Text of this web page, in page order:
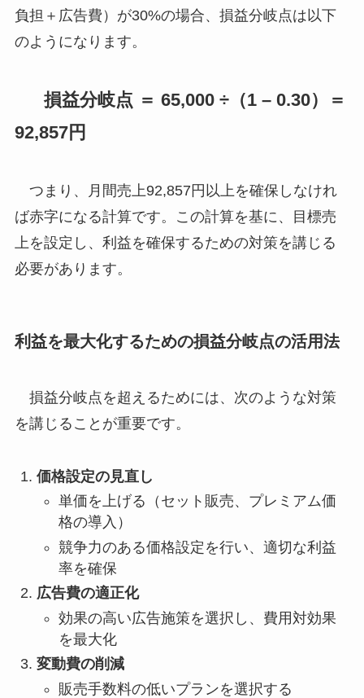
負担＋広告費）が30%の場合、損益分岐点は以下
のようになります。
損益分岐点 ＝ 65,000 ÷（1 – 0.30）＝
92,857円
つまり、月間売上92,857円以上を確保しなけれ
ば赤字になる計算です。この計算を基に、目標売
上を設定し、利益を確保するための対策を講じる
必要があります。
利益を最大化するための損益分岐点の活用法
損益分岐点を超えるためには、次のような対策
を講じることが重要です。
価格設定の見直し
単価を上げる（セット販売、プレミアム価
格の導入）
競争力のある価格設定を行い、適切な利益
率を確保
広告費の適正化
効果の高い広告施策を選択し、費用対効果
を最大化
変動費の削減
販売手数料の低いプランを選択する